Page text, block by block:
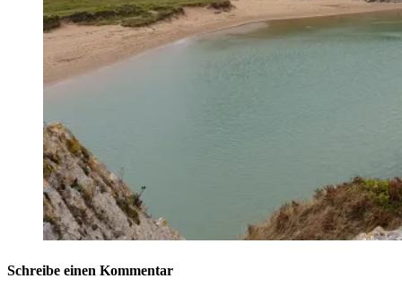
Schreibe einen Kommentar